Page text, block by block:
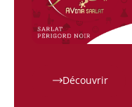
Découvrir